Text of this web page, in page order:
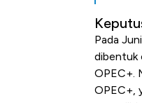
Pada
dibentuk
OPEC+.
OPEC+,